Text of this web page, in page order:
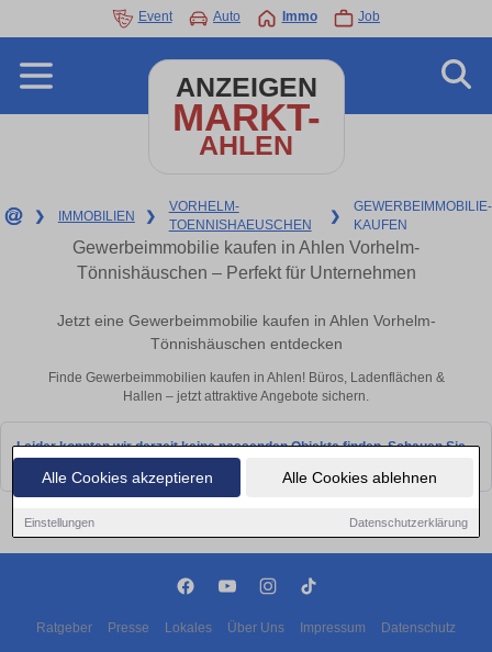
Alle Cookies akzeptieren Alle Cookies ablehnen
Einstellungen Datenschutzerklärung
Event Auto Immo Job
ANZEIGEN
MARKT-
AHLEN
❯ IMMOBILIEN ❯
VORHELM-
TOENNISHAEUSCHEN
❯
GEWERBEIMMOBILIE-
KAUFEN
Gewerbeimmobilie kaufen in Ahlen Vorhelm-
Tönnishäuschen – Perfekt für Unternehmen
Jetzt eine Gewerbeimmobilie kaufen in Ahlen Vorhelm-
Tönnishäuschen entdecken
Finde Gewerbeimmobilien kaufen in Ahlen! Büros, Ladenflächen &
Hallen – jetzt attraktive Angebote sichern.
Leider konnten wir derzeit keine passenden Objekte finden. Schauen Sie
Ratgeber Presse Lokales Über Uns Impressum Datenschutz